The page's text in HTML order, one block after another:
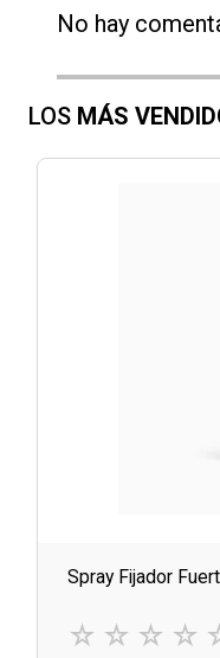
No hay
LOS MÁS
Spray Fijador
☆ ☆ ☆ ☆